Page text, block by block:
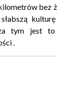
bez
tym jest to
.